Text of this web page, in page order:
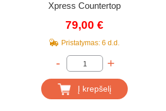
Xpress Countertop
79,00 €
Pristatymas: 6 d.d.
- +
Į krepšelį